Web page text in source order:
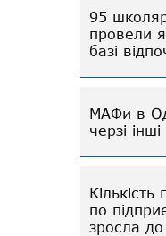
95
провели
базі
МАФи в
черзі інші
по
зросла